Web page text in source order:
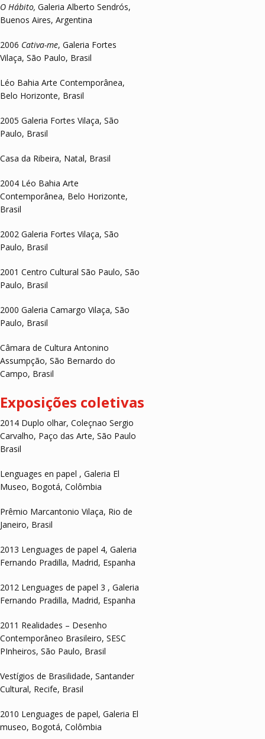
O Hábito, Galeria Alberto Sendrós,
Buenos Aires, Argentina
2006 Cativa-me, Galeria Fortes
Vilaça, São Paulo, Brasil
Léo Bahia Arte Contemporânea,
Belo Horizonte, Brasil
2005 Galeria Fortes Vilaça, São
Paulo, Brasil
Casa da Ribeira, Natal, Brasil
2004 Léo Bahia Arte
Contemporânea, Belo Horizonte,
Brasil
2002 Galeria Fortes Vilaça, São
Paulo, Brasil
2001 Centro Cultural São Paulo, São
Paulo, Brasil
2000 Galeria Camargo Vilaça, São
Paulo, Brasil
Câmara de Cultura Antonino
Assumpção, São Bernardo do
Campo, Brasil
Exposições coletivas
2014 Duplo olhar, Coleçnao Sergio
Carvalho, Paço das Arte, São Paulo
Brasil
Lenguages en papel , Galeria El
Museo, Bogotá, Colômbia
Prêmio Marcantonio Vilaça, Rio de
Janeiro, Brasil
2013 Lenguages de papel 4, Galeria
Fernando Pradilla, Madrid, Espanha
2012 Lenguages de papel 3 , Galeria
Fernando Pradilla, Madrid, Espanha
2011 Realidades – Desenho
Contemporâneo Brasileiro, SESC
PInheiros, São Paulo, Brasil
Vestígios de Brasilidade, Santander
Cultural, Recife, Brasil
2010 Lenguages de papel, Galeria El
museo, Bogotá, Colômbia